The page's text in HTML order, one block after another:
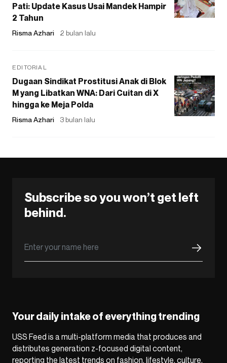
Pati: Update Kasus Usai Mandek Hampir
2 Tahun
Risma Azhari 2 bulan lalu
EDITORIAL
Dugaan Sindikat Prostitusi Anak di Blok
M yang Libatkan WNA: Dari Cuitan di X
hingga ke Meja Polda
Risma Azhari 3 bulan lalu
Subscribe so you won’t get left
behind.
Your daily intake of everything trending
USS Feed is a multi-platform media that produces and
distributes generation z-focused digital content,
reporting the latest trends on fashion, lifestyle, culture,